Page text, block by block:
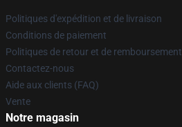
Politiques d'expédition et de livraison
Conditions de paiement
Politiques de retour et de remboursement
Contactez-nous
Aide aux clients (FAQ)
Vente
Notre magasin